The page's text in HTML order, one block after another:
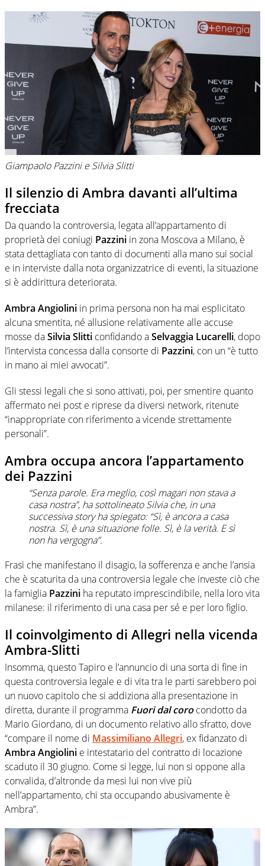
Giampaolo Pazzini e Silvia Slitti
Il silenzio di Ambra davanti all’ultima
frecciata
Da quando la controversia, legata all’appartamento di
proprietà dei coniugi Pazzini in zona Moscova a Milano, è
stata dettagliata con tanto di documenti alla mano sui social
e in interviste dalla nota organizzatrice di eventi, la situazione
si è addirittura deteriorata.
Ambra Angiolini in prima persona non ha mai esplicitato
alcuna smentita, né allusione relativamente alle accuse
mosse daSilvia Slitti confidando aSelvaggia Lucarelli, dopo
l’intervista concessa dalla consorte di Pazzini, con un “è tutto
in mano ai miei avvocati”.
Gli stessi legali che si sono attivati, poi, per smentire quanto
affermato nei post e riprese da diversi network, ritenute
“inappropriate con riferimento a vicende strettamente
personali”.
Ambra occupa ancora l’appartamento
dei Pazzini
“Senza parole. Era meglio, così magari non stava a
casa nostra”, ha sottolineato Silvia che, in una
successiva story ha spiegato: “Sì, è ancora a casa
nostra. Sì, è una situazione folle. Sì, è la verità. E sì
non ha vergogna”.
Frasi che manifestano il disagio, la sofferenza e anche l’ansia
che è scaturita da una controversia legale che investe ciò che
la famiglia Pazzini ha reputato imprescindibile, nella loro vita
milanese: il riferimento di una casa per sé e per loro figlio.
Il coinvolgimento di Allegri nella vicenda
Ambra-Slitti
Insomma, questo Tapiro e l’annuncio di una sorta di fine in
questa controversia legale e di vita tra le parti sarebbero poi
un nuovo capitolo che si addiziona alla presentazione in
diretta, durante il programma Fuori dal corocondotto da
Mario Giordano, di un documento relativo allo sfratto, dove
“compare il nome di Massimiliano Allegri, ex fidanzato di
Ambra Angiolini e intestatario del contratto di locazione
scaduto il 30 giugno. Come si legge, lui non si oppone alla
convalida, d’altronde da mesi lui non vive più
nell’appartamento, chi sta occupando abusivamente è
Ambra”.